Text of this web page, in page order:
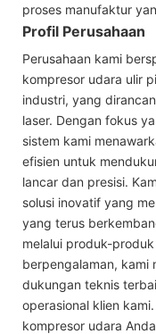
proses manufaktur
Profil Perusahaan
Perusahaan kami
kompresor udara ulir
industri, yang
laser. Dengan fokus
sistem kami
efisien untuk
lancar dan presisi.
solusi inovatif yang
yang terus
melalui produk-
berpengalaman, kami
dukungan teknis
operasional klien
kompresor udara